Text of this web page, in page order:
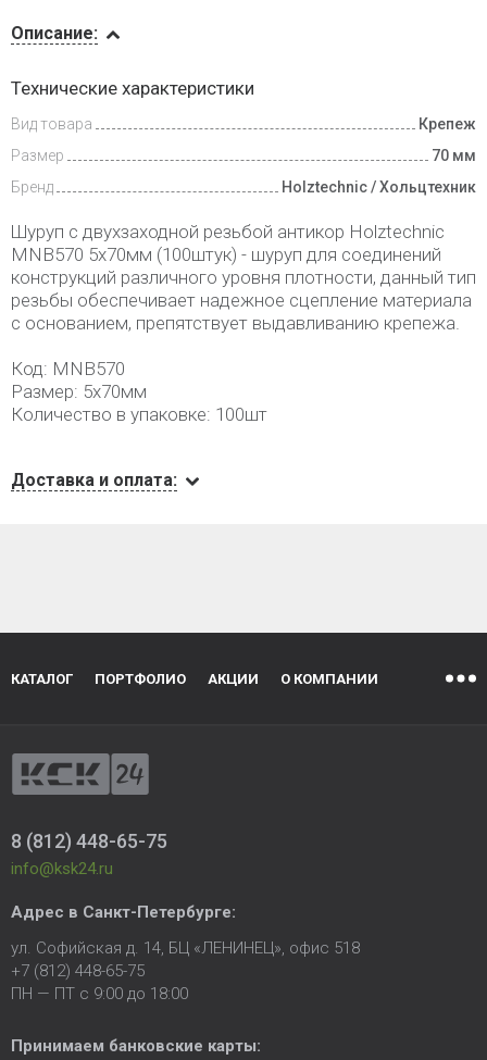
и оплата
Описание:
Технические характеристики
Вид товара
Крепеж
Размер
70 мм
Бренд
Holztechnic / Хольцтехник
Шуруп с двухзаходной резьбой антикор Holztechnic
MNB570 5х70мм (100штук) - шуруп для соединений
конструкций различного уровня плотности, данный тип
резьбы обеспечивает надежное сцепление материала
с основанием, препятствует выдавливанию крепежа.
Код: MNB570
Размер: 5х70мм
Количество в упаковке: 100шт
Доставка и оплата:
КАТАЛОГ ПОРТФОЛИО АКЦИИ О КОМПАНИИ
8 (812) 448-65-75
info@ksk24.ru
Адрес в Санкт-Петербурге:
ул. Софийская д. 14, БЦ «ЛЕНИНЕЦ», офис 518
+7 (812) 448-65-75
ПН — ПТ с 9:00 до 18:00
Принимаем банковские карты: